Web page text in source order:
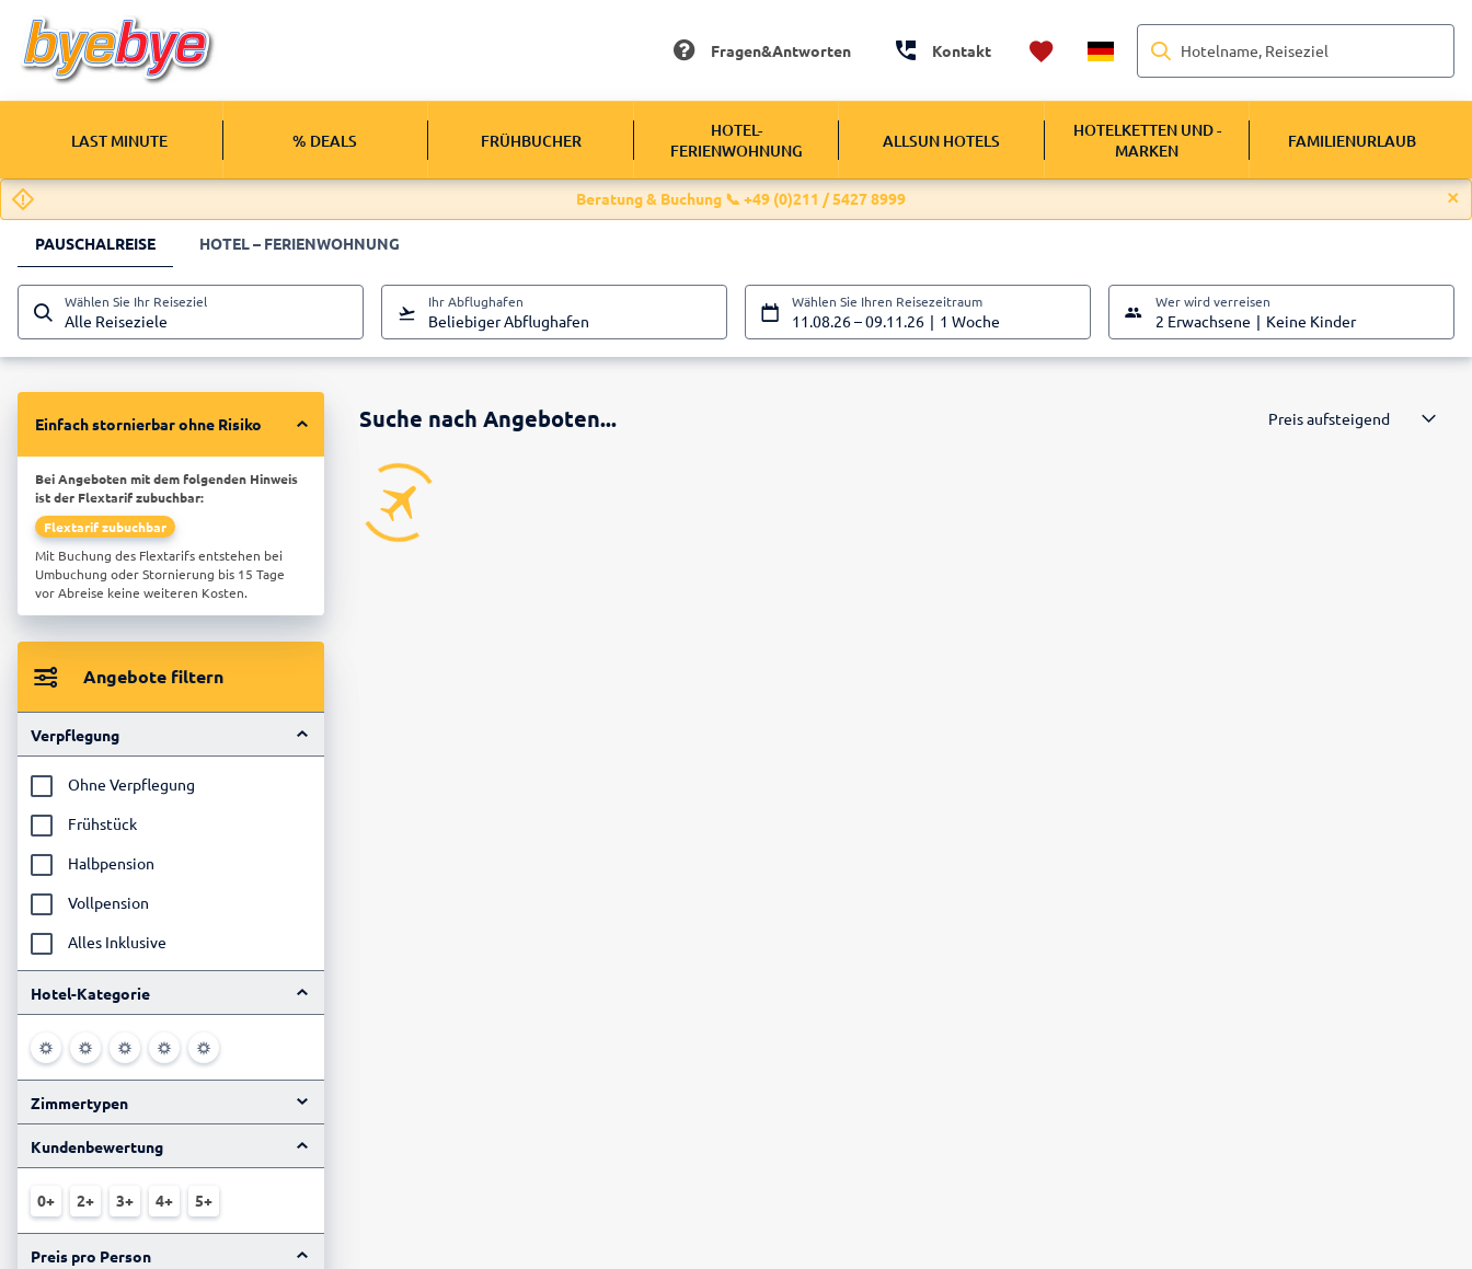
Fragen&Antworten Kontakt Hotelname, Reiseziel
LAST MINUTE % DEALS FRÜHBUCHER
HOTEL-
FERIENWOHNUNG
ALLSUN HOTELS
HOTELKETTEN UND -
MARKEN
FAMILIENURLAUB
Beratung & Buchung 📞 +49 (0)211 / 5427 8999
PAUSCHALREISE HOTEL – FERIENWOHNUNG
Wählen Sie Ihr Reiseziel
Alle Reiseziele
Ihr Abflughafen
Beliebiger Abflughafen
Wählen Sie Ihren Reisezeitraum
11.08.26–09.11.26 1 Woche
Wer wird verreisen
2 Erwachsene Keine Kinder
Einfach stornierbar ohne Risiko
Bei Angeboten mit dem folgenden Hinweis
ist der Flextarif zubuchbar:
Flextarif zubuchbar
Mit Buchung des Flextarifs entstehen bei
Umbuchung oder Stornierung bis 15 Tage
vor Abreise keine weiteren Kosten.
Angebote filtern
Verpflegung
Ohne Verpflegung
Frühstück
Halbpension
Vollpension
Alles Inklusive
Hotel-Kategorie
Zimmertypen
Kundenbewertung
0+ 2+ 3+ 4+ 5+
Preis pro Person
Suche nach Angeboten... Preis aufsteigend